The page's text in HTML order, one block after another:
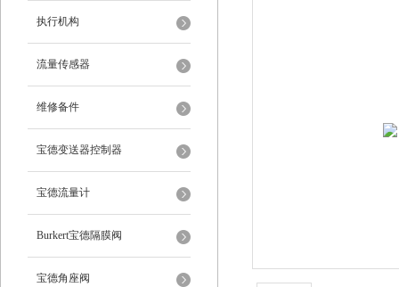
执行机构
流量传感器
维修备件
宝德变送器控制器
宝德流量计
Burkert宝德隔膜阀
宝德角座阀